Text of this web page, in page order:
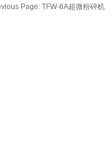
Page: TFW-6A超微粉碎机